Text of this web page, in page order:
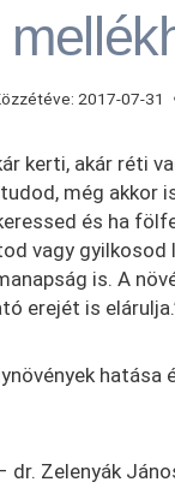
2017-07-31
kerti, akár réti
még
és ha
vagy
is. A
erejét is
dr. Zelenyák